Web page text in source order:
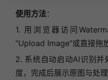
使用方法：
1. 用浏览器访问
“Upload Image”或直接拖
2. 系统自动启动AI识别并
度，完成后展示原图与处理